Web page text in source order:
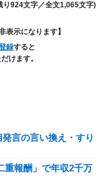
り924文字／全文1,065文字)
表示になります】
録すると
けます。
言の言い換え・すり
重報酬」で年収2千万